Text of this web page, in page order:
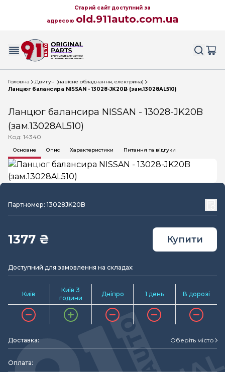
Старий сайт доступний за
адресою old.911auto.com.ua
Головна
Двигун (навісне обладнання, електрика)
Ланцюг балансира NISSAN - 13028-JK20B (зам.13028AL510)
Ланцюг балансира NISSAN - 13028-JK20B
(зам.13028AL510)
Код: 14340
Основне Опис Характеристики Питання та відгуки
Партномер: 13028JK20B
1377 ₴ Купити
Доступний для замовлення на складах:
Київ
Київ 3
години
Дніпро 1 день В дорозі
Доставка: Оберіть місто
Оплата: